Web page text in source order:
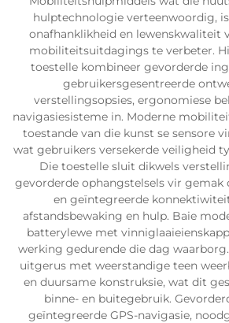
hulptechnologie verteenwoordig,
onafhanklikheid en lewenskwaliteit
mobiliteitsuitdagings te verbeter.
toestelle kombineer gevorderde
gebruikersgesentreerde
verstellingsopsies, ergonomiese
navigasiesisteme in. Moderne
toestande van die kunst se sensore
wat gebruikers versekerde veiligheid
Die toestelle sluit dikwels
gevorderde ophangstelsels vir gemak
en geïntegreerde
afstandsbewaking en hulp. Baie
batterylewe met
werking gedurende die dag
uitgerus met weerstandige teen
en duursame konstruksie, wat dit
binne- en buitegebruik.
geïntegreerde GPS-navigasie,